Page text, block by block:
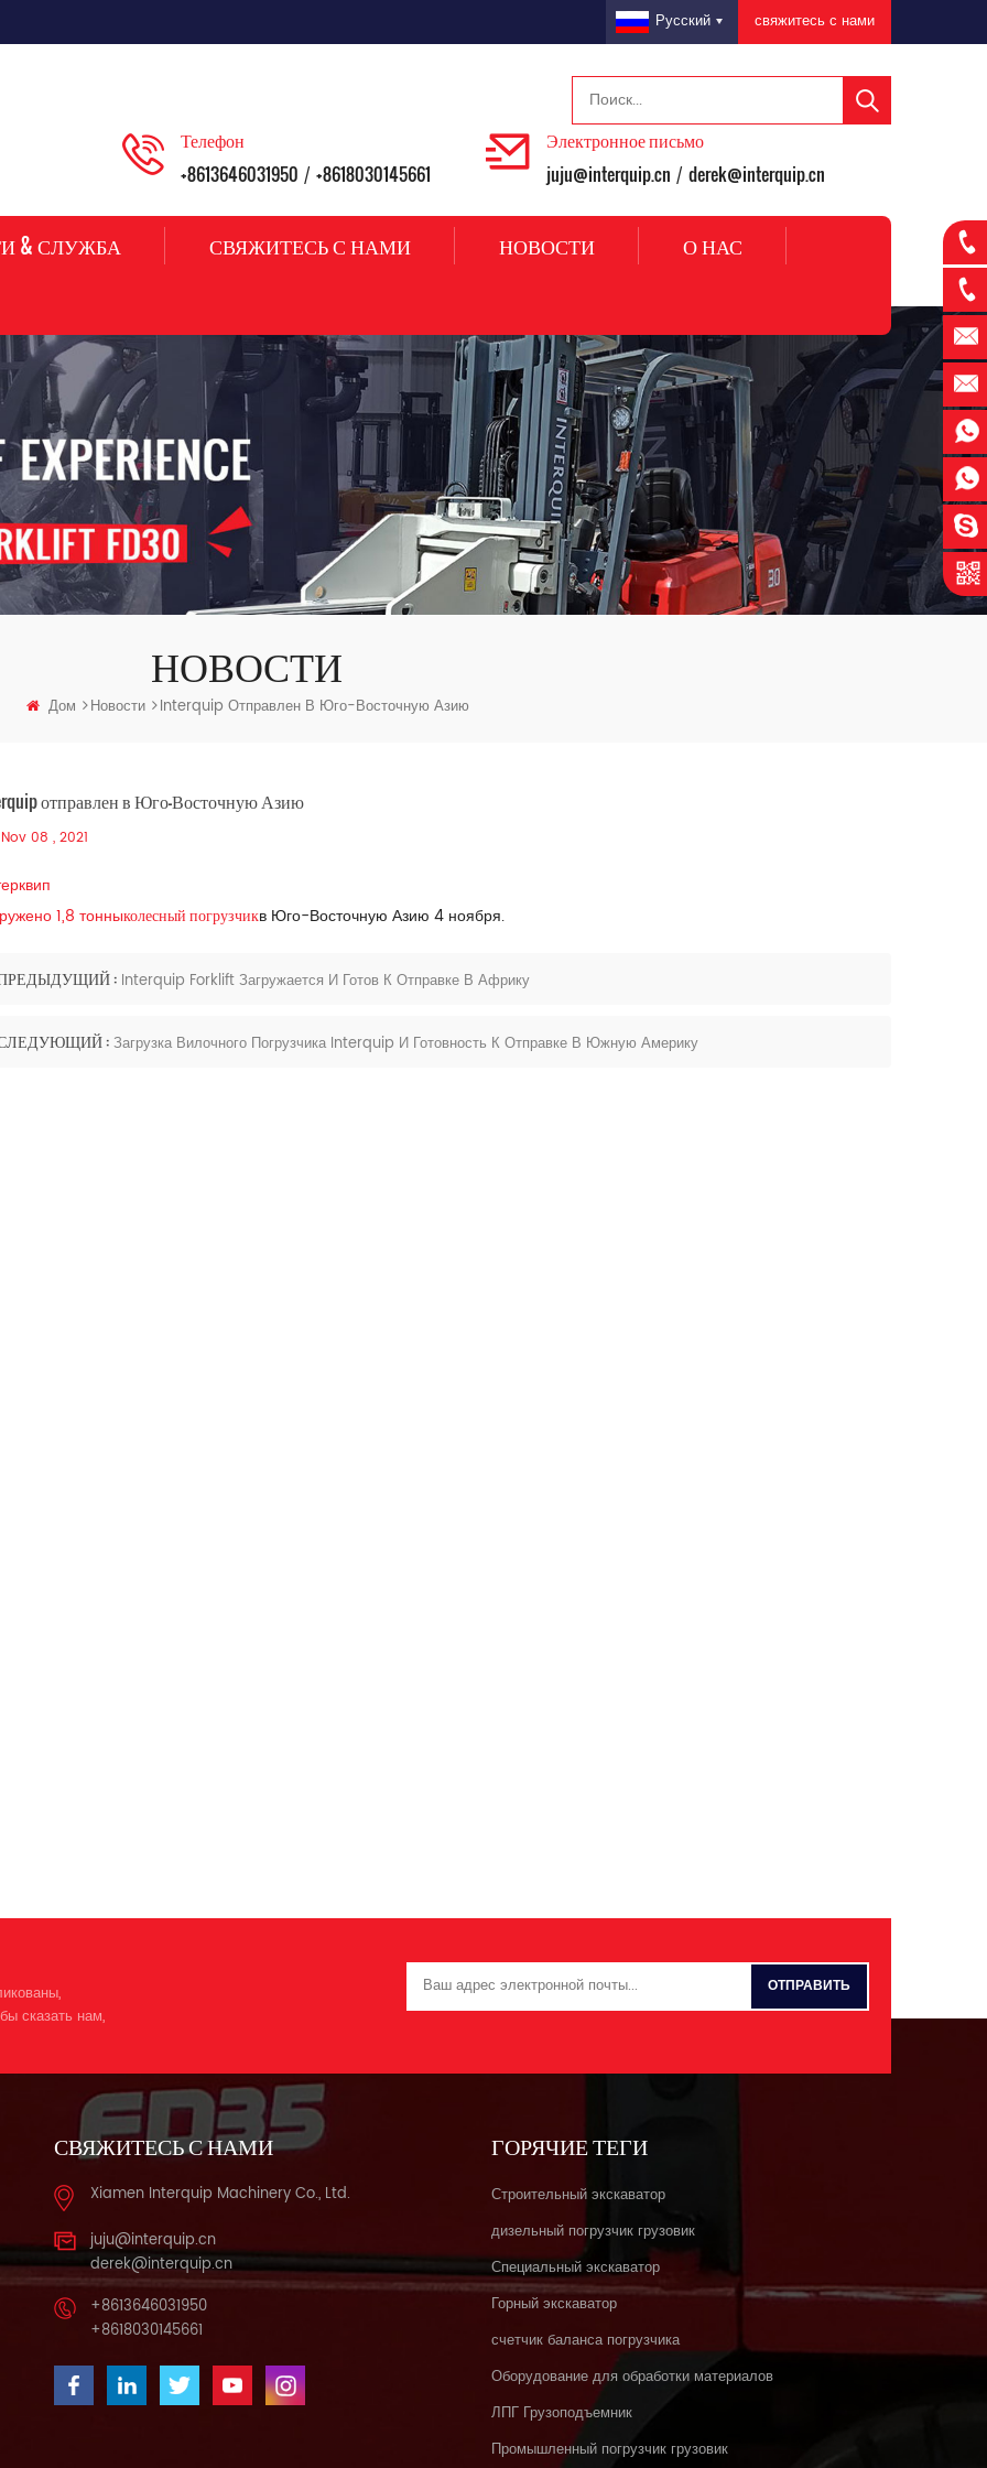
свяжитесь с нами
Русский
Телефон
+8613646031950 / +8618030145661
Электронное письмо
juju@interquip.cn / derek@interquip.cn
& СЛУЖБА СВЯЖИТЕСЬ С НАМИ НОВОСТИ О НАС
НОВОСТИ
Дом Новости Interquip Отправлен В Юго-Восточную Азию
отправлен в Юго-Восточную Азию
Nov 08 , 2021
1,8 тонныколесный погрузчикв Юго-Восточную Азию 4 ноября.
: Interquip Forklift Загружается И Готов К Отправке В Африку
: Загрузка Вилочного Погрузчика Interquip И Готовность К Отправке В Южную Америку
сказать нам,
СВЯЖИТЕСЬ С НАМИ
Xiamen Interquip Machinery Co., Ltd.
juju@interquip.cn
derek@interquip.cn
+8613646031950
+8618030145661
ГОРЯЧИЕ ТЕГИ
Строительный экскаватор
дизельный погрузчик грузовик
Специальный экскаватор
Горный экскаватор
счетчик баланса погрузчика
Оборудование для обработки материалов
ЛПГ Грузоподъемник
Промышленный погрузчик грузовик